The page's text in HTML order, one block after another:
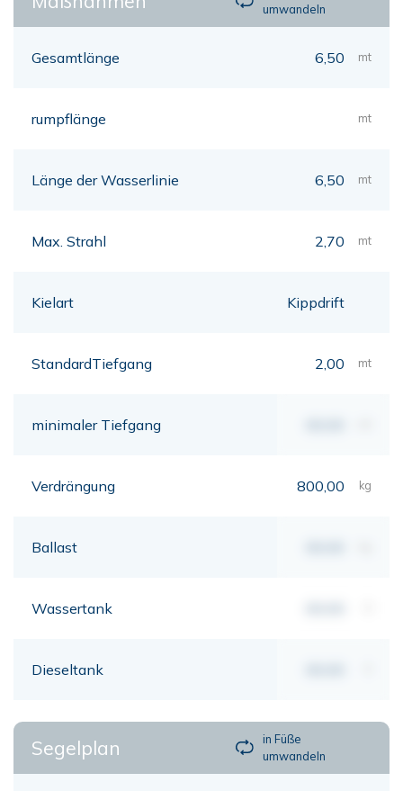
umwandeln
Gesamtlänge 6,50 mt
rumpflänge mt
Länge der Wasserlinie 6,50 mt
Max. Strahl 2,70 mt
Kielart Kippdrift
StandardTiefgang 2,00 mt
minimaler Tiefgang
Verdrängung 800,00 kg
Ballast
Wassertank
Dieseltank
Segelplan
in Füße
umwandeln